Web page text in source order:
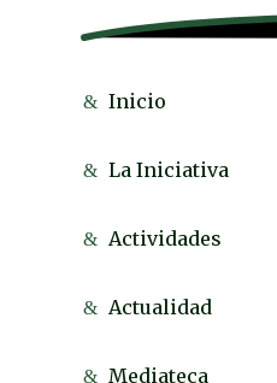
Inicio
La Iniciativa
Actividades
Actualidad
Mediateca